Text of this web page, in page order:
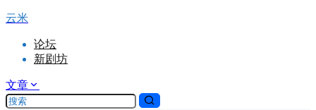
云米
论坛
新剧坊
文章